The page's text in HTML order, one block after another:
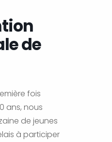
de
fois
ans, nous
de jeunes
à participer